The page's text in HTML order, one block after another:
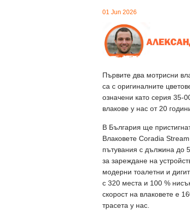
01 Jun 2026
Първите два мотрисни
са с оригиналните
означени като серия 35-
влакове у нас от 20
В България ще
Влаковете Coradia
пътувания с дължина до
за зареждане на
модерни тоалетни и
с 320 места и 100 %
скорост на влаковете е
трасета у нас.